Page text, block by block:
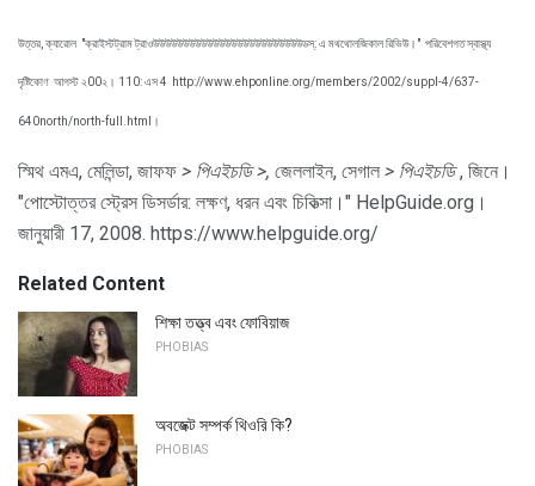
উত্তর, ক্যারোল "ক্রাইস্টট্রাম ট্রাওউউউউউউউউউউউউউউউউউউউউউউউউউডস্: এ মথথোলজিকাল রিভিউ।" পরিবেশগত স্বাস্থ্য
দৃষ্টিকোণ আগস্ট ২00২। 110: এস 4 http://www.ehponline.org/members/2002/suppl-4/637-
640north/north-full.html।
স্মিথ এমএ, মেলিন্ডা, জাফফ > পিএইচডি >, জেললাইন, সেগাল > পিএইচডি, জিনে।
"পোস্টোত্তর স্ট্রেস ডিসর্ডার: লক্ষণ, ধরন এবং চিকিত্সা।" HelpGuide.org।
জানুয়ারী 17, 2008. https://www.helpguide.org/
Related Content
শিক্ষা তত্ত্ব এবং ফোবিয়াজ
PHOBIAS
অবজেক্ট সম্পর্ক থিওরি কি?
PHOBIAS